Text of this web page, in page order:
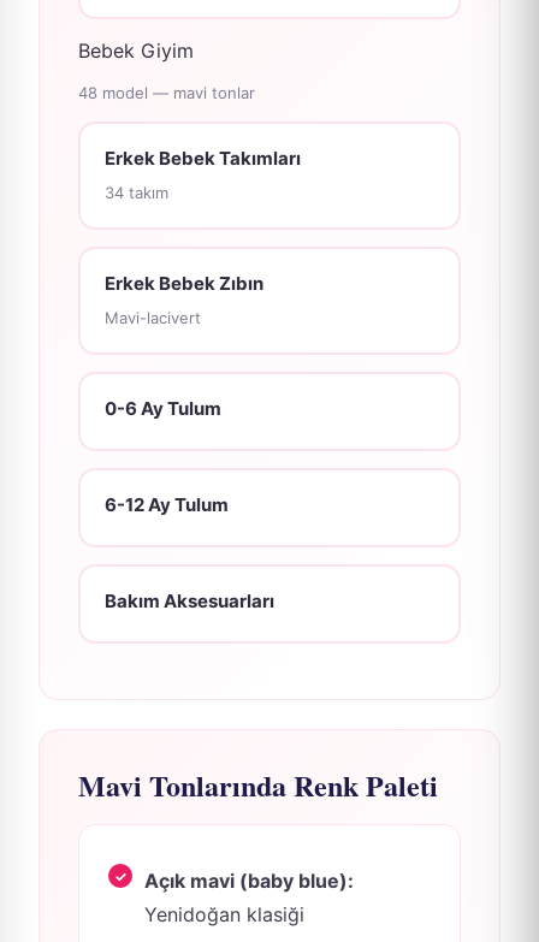
Bebek Giyim
48 model — mavi tonlar
Erkek Bebek Takımları
34 takım
Erkek Bebek Zıbın
Mavi-lacivert
0-6 Ay Tulum
6-12 Ay Tulum
Bakım Aksesuarları
Mavi Tonlarında Renk Paleti
Açık mavi (baby blue):
Yenidoğan klasiği